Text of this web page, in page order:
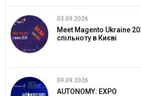
03.09.2026
Meet Magento Ukraine
спільноту в Києві
09.09.2026
AUTONOMY: EXPO